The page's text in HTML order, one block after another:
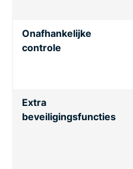
Onafhankelijke
controle
Extra
beveiligingsfuncties